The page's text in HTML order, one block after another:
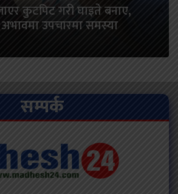
कुटपिट गरी घाइते बनाए,
उपचारमा समस्या
सम्पर्क